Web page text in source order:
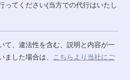
ってください(当方での代行はいたし
て、違法性を含む、説明と内容が一
ました場合は、
こちらより当社にご